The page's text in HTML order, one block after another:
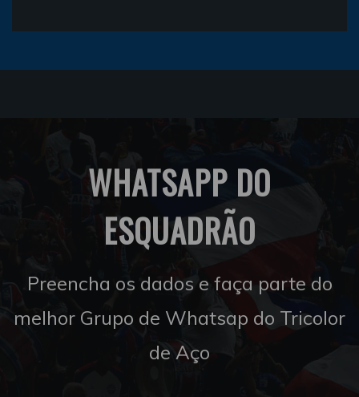
WHATSAPP DO
ESQUADRÃO
Preencha os dados e faça parte do
melhor Grupo de Whatsap do Tricolor
de Aço